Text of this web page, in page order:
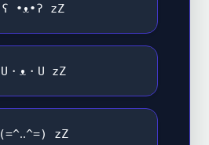
ʕ •ᴥ•ʔ zZ
U・ᴥ・U zZ
(=^‥^=) zZ